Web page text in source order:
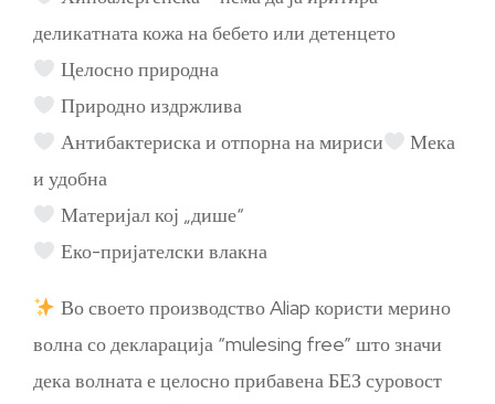
деликатната кожа на бебето или детенцето
Целосно природна
Природно издржлива
Антибактериска и отпорна на мириси
Мека
и удобна
Материјал кој „дише“
Еко-пријателски влакна
Во своето производство Aliap користи мерино
волна со декларација “mulesing free” што значи
дека волната е целосно прибавена БЕЗ суровост